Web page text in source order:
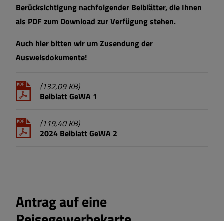
Berücksichtigung nachfolgender Beiblätter, die Ihnen
als PDF zum Download zur Verfügung stehen.
Auch hier bitten wir um Zusendung der
Ausweisdokumente!
(132,09 KB)
Beiblatt GeWA 1
(119,40 KB)
2024 Beiblatt GeWA 2
Antrag auf eine